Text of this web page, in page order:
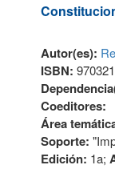
Autor(es):
ISBN:
Coeditores:
Área
Soporte:
Edición: 1a;